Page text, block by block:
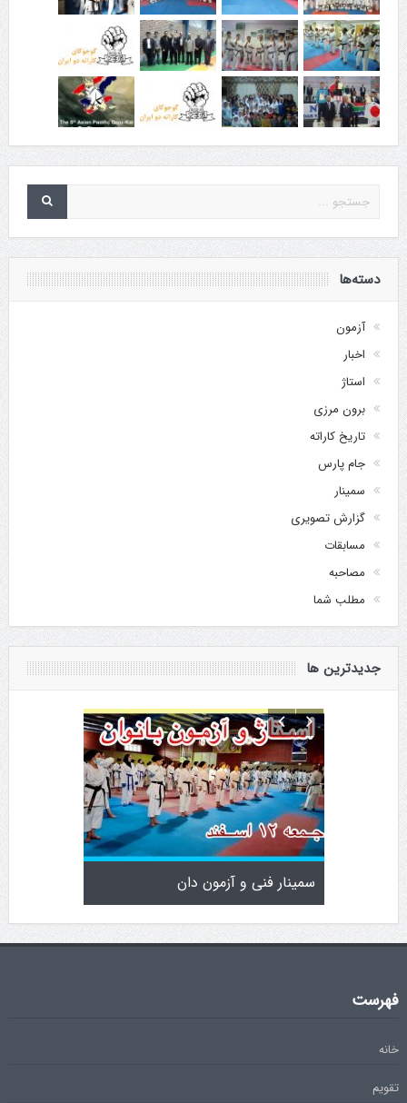
دسته‌ها
آزمون
اخبار
استاژ
برون مرزی
تاریخ کاراته
جام پارس
سمینار
گزارش تصویری
مسابقات
مصاحبه
مطلب شما
جدیدترین ها
تولد سمینار فنی و آزمون دان
فهرست
خانه
تقویم